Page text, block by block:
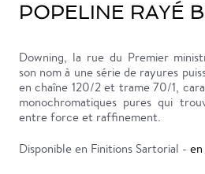
POPELINE RAYÉ
Downing, la rue du Premier
son nom à une série de rayures
en chaîne 120/2 et trame 70/1,
monochromatiques pures qui
entre force et raffinement.
Disponible en Finitions Sartorial - en